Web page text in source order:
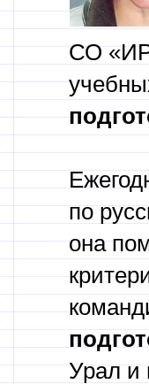
СО
по
она
Урал и